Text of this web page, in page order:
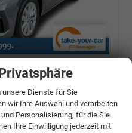
ALU
DSG, Euro-6e
unsere Dienste für Sie
wir Ihre Auswahl und verarbeiten
Personalisierung, für die Sie
Ihre Einwilligung jederzeit mit